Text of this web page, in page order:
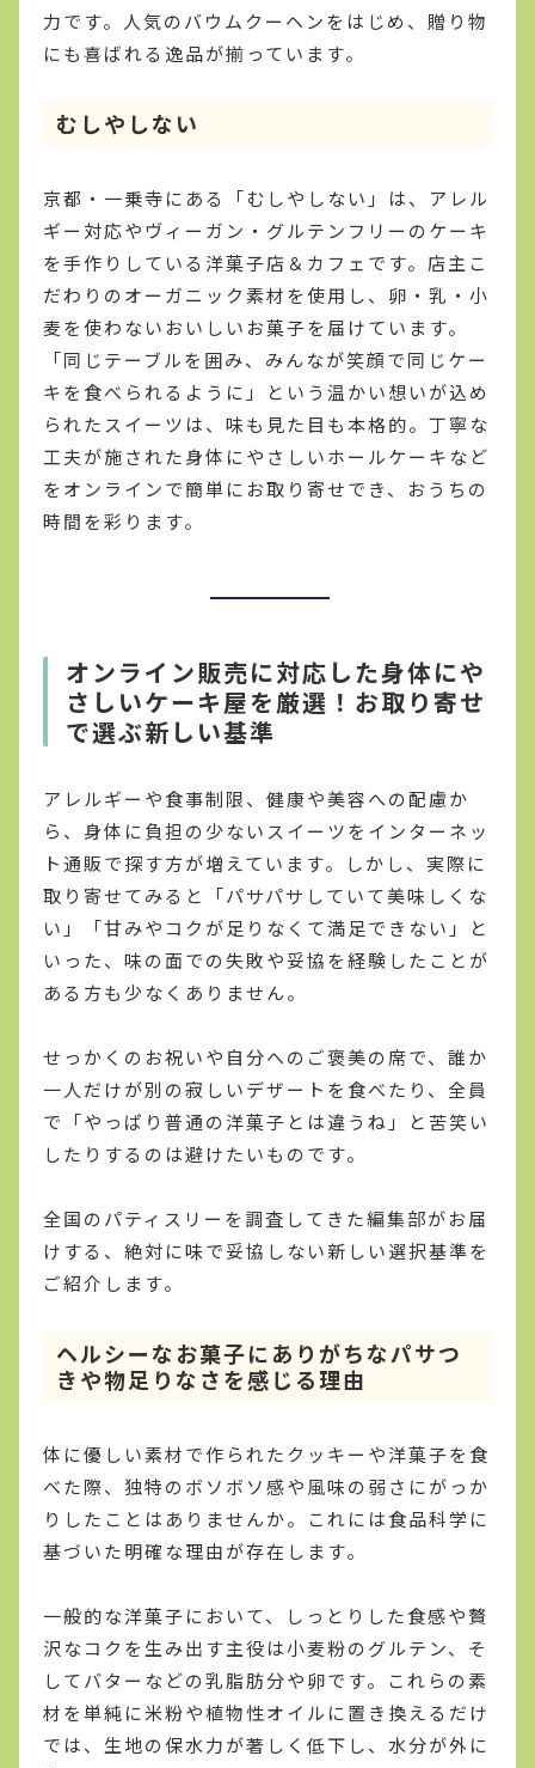
力です。人気のバウムクーヘンをはじめ、贈り物
にも喜ばれる逸品が揃っています。
むしやしない
京都・一乗寺にある「むしやしない」は、アレル
ギー対応やヴィーガン・グルテンフリーのケーキ
を手作りしている洋菓子店＆カフェです。店主こ
だわりのオーガニック素材を使用し、卵・乳・小
麦を使わないおいしいお菓子を届けています。
「同じテーブルを囲み、みんなが笑顔で同じケー
キを食べられるように」という温かい想いが込め
られたスイーツは、味も見た目も本格的。丁寧な
工夫が施された身体にやさしいホールケーキなど
をオンラインで簡単にお取り寄せでき、おうちの
時間を彩ります。
オンライン販売に対応した身体にや
さしいケーキ屋を厳選！お取り寄せ
で選ぶ新しい基準
アレルギーや食事制限、健康や美容への配慮か
ら、身体に負担の少ないスイーツをインターネッ
ト通販で探す方が増えています。しかし、実際に
取り寄せてみると「パサパサしていて美味しくな
い」「甘みやコクが足りなくて満足できない」と
いった、味の面での失敗や妥協を経験したことが
ある方も少なくありません。
せっかくのお祝いや自分へのご褒美の席で、誰か
一人だけが別の寂しいデザートを食べたり、全員
で「やっぱり普通の洋菓子とは違うね」と苦笑い
したりするのは避けたいものです。
全国のパティスリーを調査してきた編集部がお届
けする、絶対に味で妥協しない新しい選択基準を
ご紹介します。
ヘルシーなお菓子にありがちなパサつ
きや物足りなさを感じる理由
体に優しい素材で作られたクッキーや洋菓子を食
べた際、独特のボソボソ感や風味の弱さにがっか
りしたことはありませんか。これには食品科学に
基づいた明確な理由が存在します。
一般的な洋菓子において、しっとりした食感や贅
沢なコクを生み出す主役は小麦粉のグルテン、そ
してバターなどの乳脂肪分や卵です。これらの素
材を単純に米粉や植物性オイルに置き換えるだけ
では、生地の保水力が著しく低下し、水分が外に